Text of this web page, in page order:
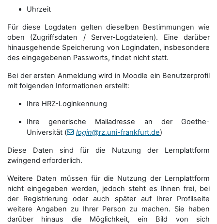
Uhrzeit
Für diese Logdaten gelten dieselben Bestimmungen wie
oben (Zugriffsdaten / Server-Logdateien). Eine darüber
hinausgehende Speicherung von Logindaten, insbesondere
des eingegebenen Passworts, findet nicht statt.
Bei der ersten Anmeldung wird in Moodle ein Benutzerprofil
mit folgenden Informationen erstellt:
Ihre HRZ-Loginkennung
Ihre generische Mailadresse an der Goethe-
Universität (
login@rz.uni-frankfurt.de)
Diese Daten sind für die Nutzung der Lernplattform
zwingend erforderlich.
Weitere Daten müssen für die Nutzung der Lernplattform
nicht eingegeben werden, jedoch steht es Ihnen frei, bei
der Registrierung oder auch später auf Ihrer Profilseite
weitere Angaben zu Ihrer Person zu machen. Sie haben
darüber hinaus die Möglichkeit, ein Bild von sich